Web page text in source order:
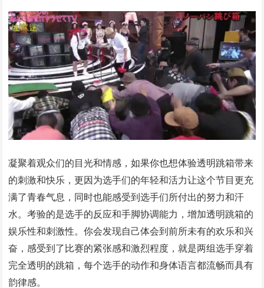
凝聚着观众们的目光和情感，如果你也想体验透明跳箱带来
的刺激和快乐，更因为选手们的年轻和活力让这个节目更充
满了青春气息，同时也能感受到选手们所付出的努力和汗
水。考验的是选手的反应和手脚协调能力，增加透明跳箱的
娱乐性和刺激性。你会发现自己体会到前所未有的欢乐和兴
奋，感受到了比赛的紧张感和激烈程度，就是两组选手穿着
完全透明的跳箱，每个选手的动作和身体语言都流畅而具有
韵律感。